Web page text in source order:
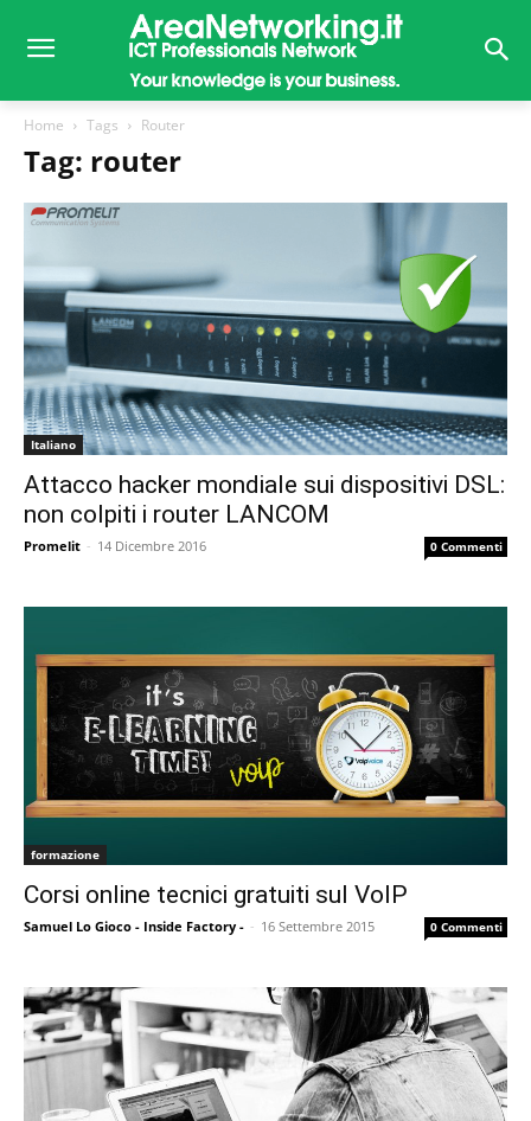
Home Tags Router
Tag: router
Italiano
Attacco hacker mondiale sui dispositivi DSL:
non colpiti i router LANCOM
Promelit - 14 Dicembre 2016 0 Commenti
formazione
Corsi online tecnici gratuiti sul VoIP
Samuel Lo Gioco - Inside Factory - - 16 Settembre 2015 0 Commenti